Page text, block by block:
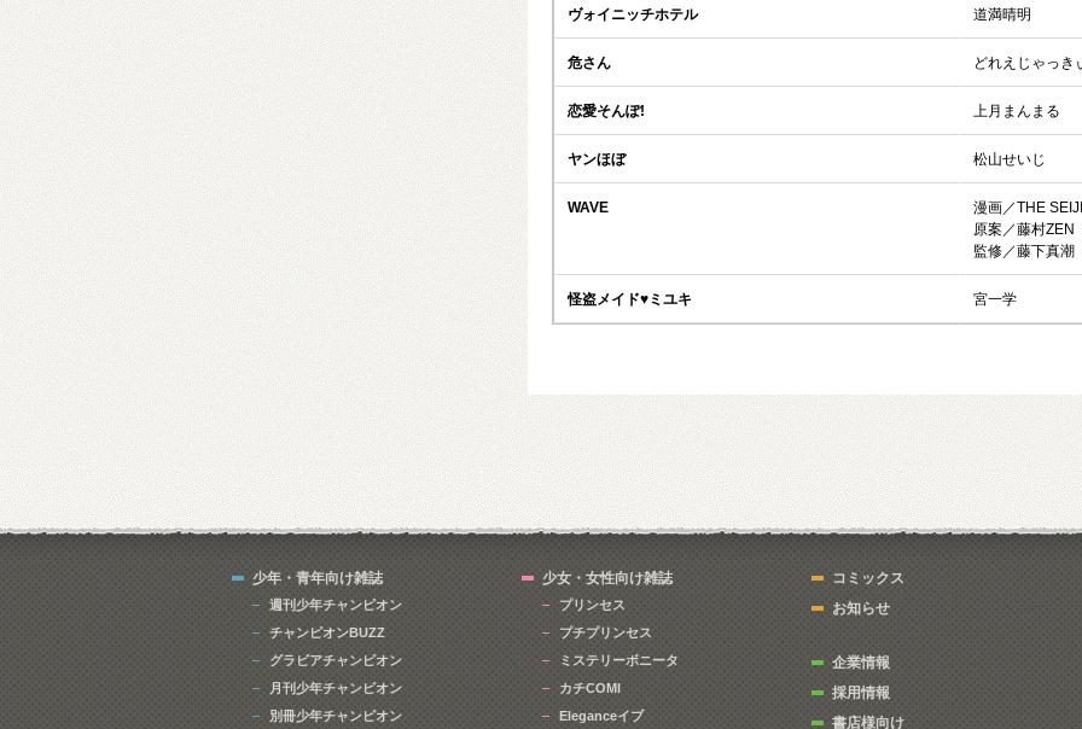
ヴォイニッチホテル 道満晴明
危さん どれえじゃっき
恋愛そんぽ! 上月まんまる
ヤンほぼ 松山せいじ
WAVE
漫画／THE SEIJI
原案／藤村ZEN
監修／藤下真潮
怪盗メイド♥ミユキ 宮一学
少年・青年向け雑誌
週刊少年チャンピオン
チャンピオンBUZZ
グラビアチャンピオン
月刊少年チャンピオン
別冊少年チャンピオン
少女・女性向け雑誌
プリンセス
プチプリンセス
ミステリーボニータ
カチCOMI
Eleganceイブ
コミックス
お知らせ
企業情報
採用情報
書店様向け